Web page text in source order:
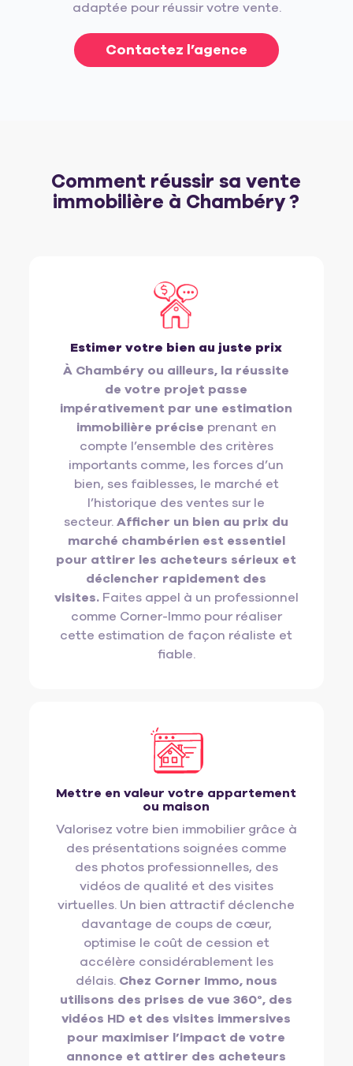
adaptée pour réussir votre vente.
Contactez l’agence
Comment réussir sa vente
immobilière à Chambéry ?
Estimer votre bien au juste prix
À Chambéry ou ailleurs, la réussite
de votre projet passe
impérativement par une estimation
immobilière précise prenant en
compte l’ensemble des critères
importants comme, les forces d’un
bien, ses faiblesses, le marché et
l’historique des ventes sur le
secteur.Afficher un bien au prix du
marché chambérien est essentiel
pour attirer les acheteurs sérieux et
déclencher rapidement des
visites.Faites appel à un professionnel
comme Corner-Immo pour réaliser
cette estimation de façon réaliste et
fiable.
Mettre en valeur votre appartement
ou maison
Valorisez votre bien immobilier grâce à
des présentations soignées comme
des photos professionnelles, des
vidéos de qualité et des visites
virtuelles. Un bien attractif déclenche
davantage de coups de cœur,
optimise le coût de cession et
accélère considérablement les
délais.Chez Corner Immo, nous
utilisons des prises de vue 360°, des
vidéos HD et des visites immersives
pour maximiser l’impact de votre
annonce et attirer des acheteurs